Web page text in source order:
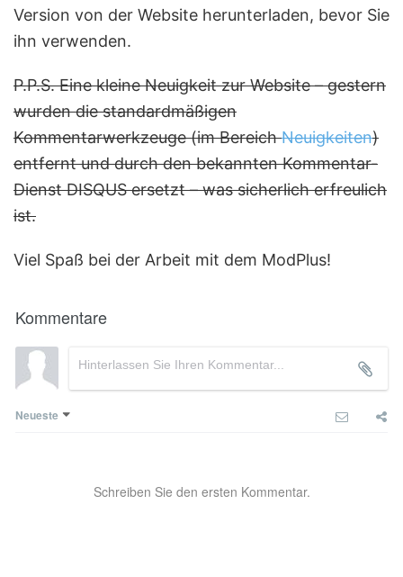
Version von der Website herunterladen, bevor Sie
ihn verwenden.
P.P.S. Eine kleine Neuigkeit zur Website – gestern
wurden die standardmäßigen
Kommentarwerkzeuge (im BereichNeuigkeiten)
entfernt und durch den bekannten Kommentar-
Dienst DISQUS ersetzt – was sicherlich erfreulich
ist.
Viel Spaß bei der Arbeit mit dem ModPlus!
Kommentare
Neueste
Schreiben Sie den ersten Kommentar.